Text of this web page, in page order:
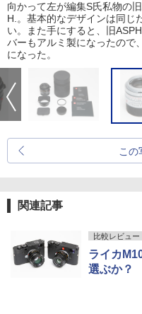
向かって左が編集S氏私物の
H.。基本的なデザインは同じ
い。また手にすると、旧
バーもアルミ製になったので
になった。
この
関連記事
比較レビュー
ライカ
選ぶか？